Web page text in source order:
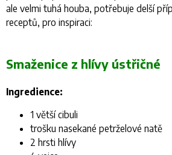
ale velmi tuhá houba, potřebuje delší
receptů, pro inspiraci:
Smaženice z hlívy ústřičné
Ingredience:
1 větší cibuli
trošku nasekané petrželové natě
2 hrsti hlívy